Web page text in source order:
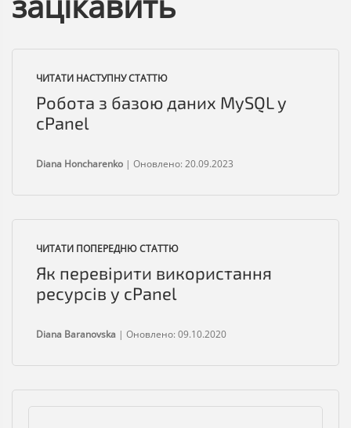
ЧИТАТИ ПОПЕРЕДНЮ СТАТТЮ
Як перевірити використання
ресурсів у cPanel
Diana Baranovska | Оновлено: 09.10.2020
ЧИТАТИ НАСТУПНУ СТАТТЮ
Робота з базою даних MySQL у
cPanel
Diana Honcharenko | Оновлено: 20.09.2023